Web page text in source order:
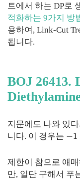
트에서 하는 DP로
적화하는 9가지 방
용하여, Link-Cut
됩니다.
BOJ 26413.
지문에도 나와 있다
니다. 이 경우는 −1
제한이 참으로 애매
만, 일단 구해서 푸